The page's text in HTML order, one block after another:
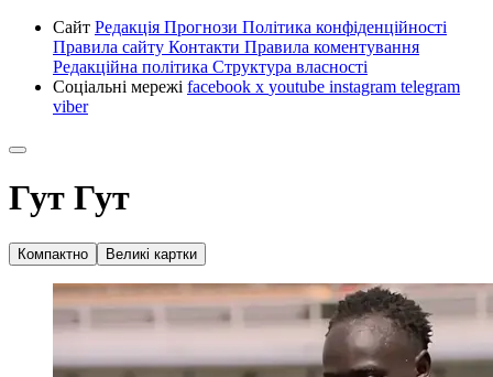
Сайт Редакція Прогнози Політика конфіденційності
Правила сайту Контакти Правила коментування
Редакційна політика Структура власності
Соціальні мережі facebook x youtube instagram telegram
viber
Гут Гут
Компактно Великі картки